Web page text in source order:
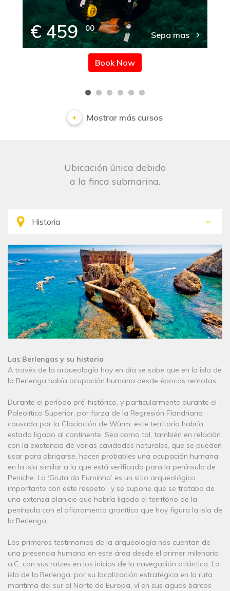
€ 459 00
Sepa mas
Book Now
Mostrar más cursos
Ubicación única debido
a la finca submarina.
Las Berlengas y su historia
A través de la arqueología hoy en día se sabe que en la isla de
la Berlenga había ocupación humana desde épocas remotas.
Durante el período pré-histórico, y particularmente durante el
Paleolítico Superior, por forza de la Regresión Flandriana
causada por la Glaciación de Würm, este territorio habría
estado ligado al continente. Sea como tal, también en relación
con la existencia de varias cavidades naturales, que se pueden
usar para abrigarse, hacen probables una ocupación humana
en la isla similar a la que está verificada para la península de
Peniche. La ‘Gruta da Furninha’ es un sitio arqueológico
importante con este respeto , y se supone que se trataba de
una extensa planicie que habría ligado el territorio de la
península con el afloramento granítico que hoy figura la isla de
la Berlenga.
Los primeros testimonios de la arqueología nos cuentan de
una presencia humana en este área desde el primer milenario
a.C. con sus raízes en los inicios de la navegación atlántica. La
isla de la Berlenga, por su localización estratégica en la ruta
maritima del sur al Norte de Europa, ví en sus aguas barcos